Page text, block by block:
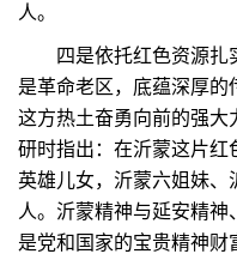
人。
四是依托红色资源扎
是革命老区，底蕴深厚的
这方热土奋勇向前的强大
研时指出：在沂蒙这片红
英雄儿女，沂蒙六姐妹
人。沂蒙精神与延安精神
是党和国家的宝贵精神财